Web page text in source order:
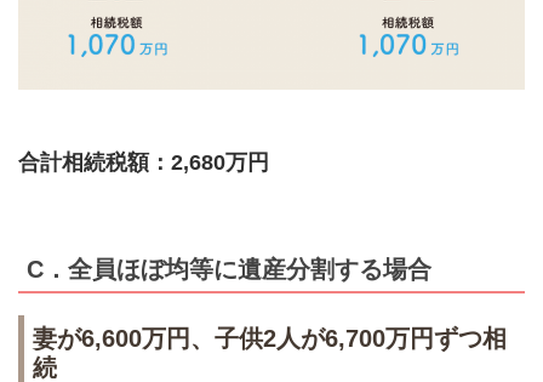
合計相続税額：2,680万円
C．全員ほぼ均等に遺産分割する場合
妻が6,600万円、子供2人が6,700万円ずつ相
続